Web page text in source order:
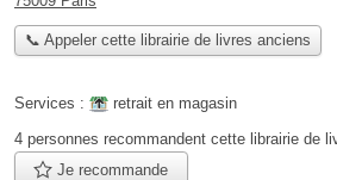
📞 Appeler cette librairie de livres anciens
Services :
retrait en magasin
4 personnes recommandent cette librairie de
Je recommande